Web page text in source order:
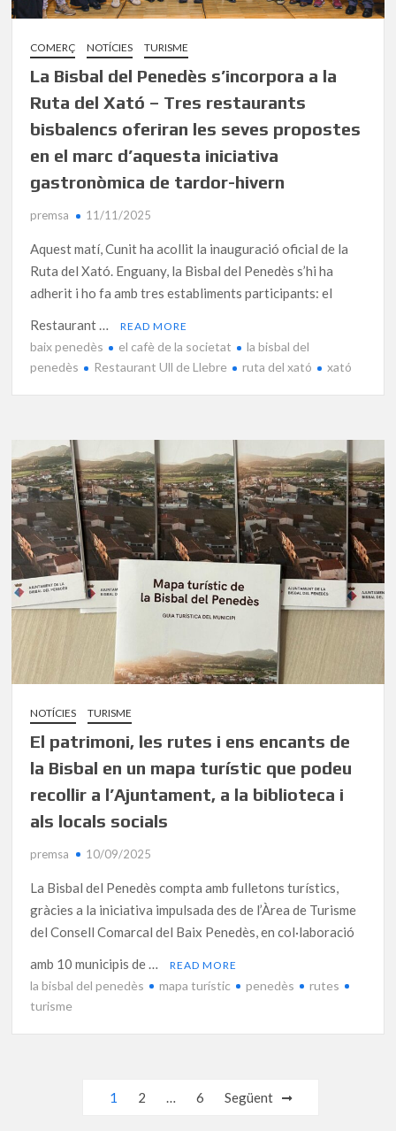
COMERÇ NOTÍCIES TURISME
La Bisbal del Penedès s’incorpora a la
Ruta del Xató – Tres restaurants
bisbalencs oferiran les seves propostes
en el marc d’aquesta iniciativa
gastronòmica de tardor-hivern
premsa 11/11/2025
Aquest matí, Cunit ha acollit la inauguració oficial de la
Ruta del Xató. Enguany, la Bisbal del Penedès s’hi ha
adherit i ho fa amb tres establiments participants: el
Restaurant …
READ MORE
baix penedès el cafè de la societat
la bisbal del
penedès
Restaurant Ull de Llebre ruta del xató xató
NOTÍCIES TURISME
El patrimoni, les rutes i ens encants de
la Bisbal en un mapa turístic que podeu
recollir a l’Ajuntament, a la biblioteca i
als locals socials
premsa 10/09/2025
La Bisbal del Penedès compta amb fulletons turístics,
gràcies a la iniciativa impulsada des de l’Àrea de Turisme
del Consell Comarcal del Baix Penedès, en col·laboració
amb 10 municipis de …
READ MORE
la bisbal del penedès mapa turístic penedès
rutes
turisme
Navegació
1 2 6 Següent